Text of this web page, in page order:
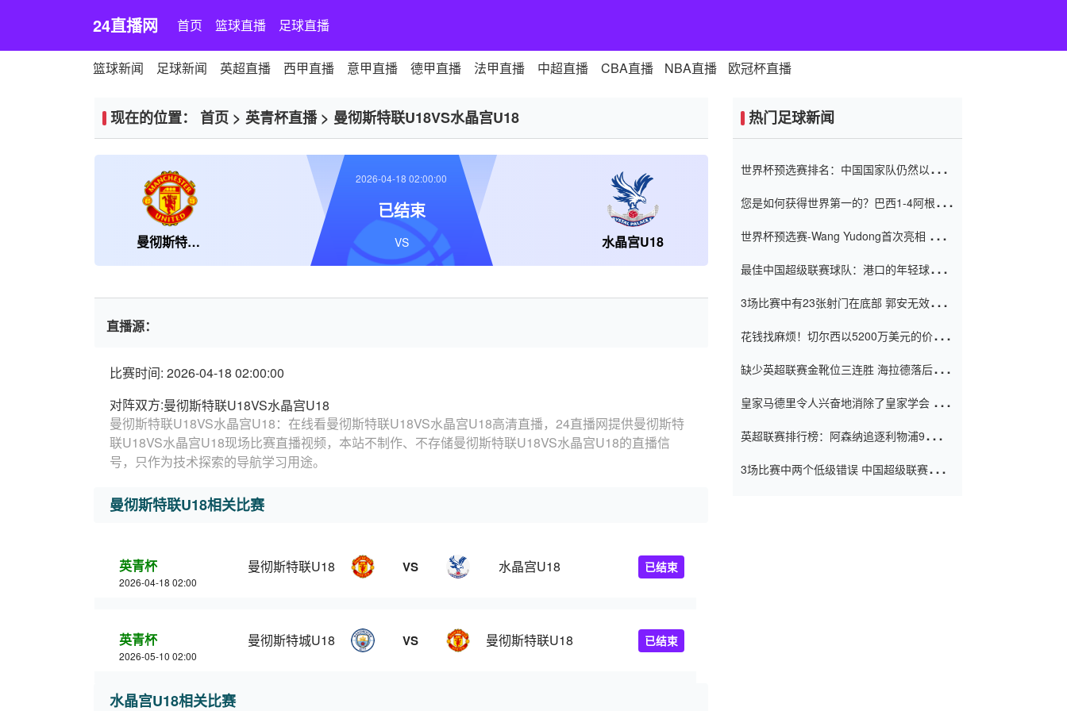
24直播网 首页 篮球直播 足球直播
篮球新闻 足球新闻 英超直播 西甲直播 意甲直播 德甲直播 法甲直播 中超直播 CBA直播 NBA直播 欧冠杯直播
现在的位置： 首页 > 英青杯直播> 曼彻斯特联U18VS水晶宫U18
曼彻斯特联U18 水晶宫U18
2026-04-18 02:00:00
已结束
VS
直播源：
比赛时间: 2026-04-18 02:00:00
对阵双方:曼彻斯特联U18VS水晶宫U18
曼彻斯特联U18VS水晶宫U18：在线看曼彻斯特联U18VS水晶宫U18高清直播，24直播网提供曼彻斯特
联U18VS水晶宫U18现场比赛直播视频，本站不制作、不存储曼彻斯特联U18VS水晶宫U18的直播信
号，只作为技术探索的导航学习用途。
曼彻斯特联U18相关比赛
英青杯
2026-04-18 02:00
曼彻斯特联U18 VS 水晶宫U18 已结束
英青杯
2026-05-10 02:00
曼彻斯特城U18 VS 曼彻斯特联U18 已结束
水晶宫U18相关比赛
热门足球新闻
世界杯预选赛排名：中国国家队仍然以6分
您是如何获得世界第一的？巴西1-4阿根
世界杯预选赛-Wang Yudong首次亮相 中国
最佳中国超级联赛球队：港口的年轻球员在
（Taishan）
3场比赛中有23张射门在底部 郭安无效传球
花钱找麻烦！切尔西以5200万美元的价格
窗口
缺少英超联赛金靴位三连胜 海拉德落后6球
皇家马德里令人兴奋地消除了皇家学会 安
英超联赛排行榜：阿森纳追逐利物浦9分 曼
3场比赛中两个低级错误 中国超级联赛的前